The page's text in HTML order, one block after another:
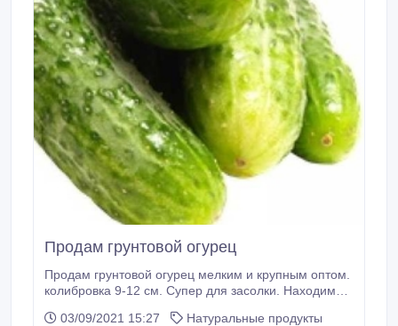
Продам грунтовой огурец
Продам грунтовой огурец мелким и крупным оптом.
колибровка 9-12 см. Супер для засолки. Находимся
Владимир.
03/09/2021 15:27 Натуральные продукты